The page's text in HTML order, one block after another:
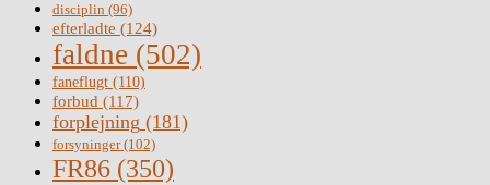
disciplin (96)
efterladte (124)
faldne (502)
faneflugt (110)
forbud (117)
forplejning (181)
forsyninger(102)
FR86 (350)